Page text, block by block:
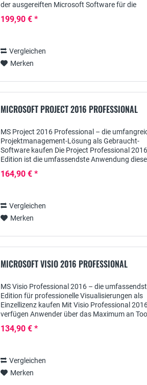
der ausgereiften Microsoft Software für die
199,90 € *
Vergleichen
Merken
MICROSOFT PROJECT 2016 PROFESSIONAL
MS Project 2016 Professional – die
Projektmanagement-Lösung als Gebraucht-
Software kaufen Die Project Professional 2016
Edition ist die umfassendste Anwendung
Bereitstellung...
164,90 € *
Vergleichen
Merken
MICROSOFT VISIO 2016 PROFESSIONAL
MS Visio Professional 2016 – die
Edition für professionelle Visualisierungen als
Einzellizenz kaufen Mit Visio Professional
verfügen Anwender über das Maximum an
eine...
134,90 € *
Vergleichen
Merken